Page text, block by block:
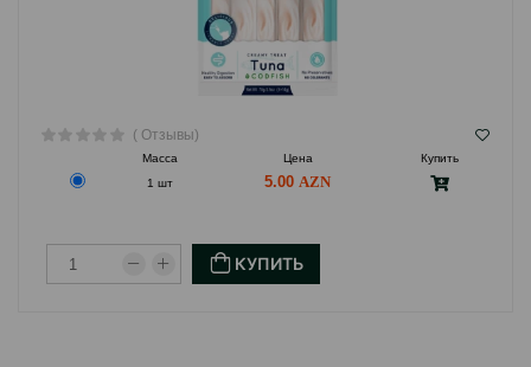
( Отзывы)
Масса Цена
Купить
1 шт
5.00
КУПИТЬ